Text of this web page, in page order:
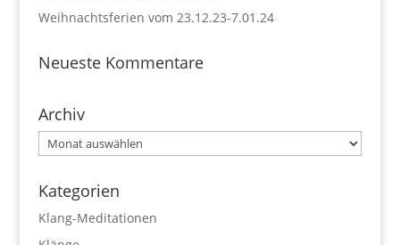
Weihnachtsferien vom 23.12.23-7.01.24
Neueste Kommentare
Archiv
Archiv
Kategorien
Klang-Meditationen